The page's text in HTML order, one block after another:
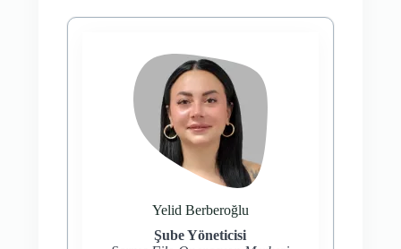
Yelid Berberoğlu
Şube Yöneticisi